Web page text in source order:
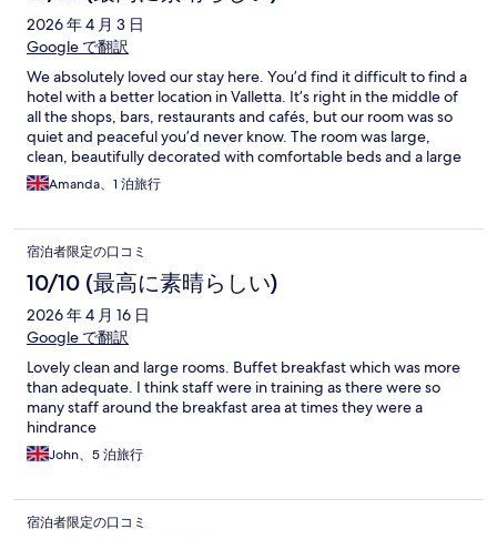
2026 年 4 月 3 日
Google で翻訳
We absolutely loved our stay here. You’d find it difficult to find a
hotel with a better location in Valletta. It’s right in the middle of
all the shops, bars, restaurants and cafés, but our room was so
quiet and peaceful you’d never know. The room was large,
clean, beautifully decorated with comfortable beds and a large
bathroom. I wouldn’t hesitate to stay here again.
Amanda、1 泊旅行
宿泊者限定の口コミ
10/10 (最高に素晴らしい)
2026 年 4 月 16 日
Google で翻訳
Lovely clean and large rooms. Buffet breakfast which was more
than adequate. I think staff were in training as there were so
many staff around the breakfast area at times they were a
hindrance
John、5 泊旅行
宿泊者限定の口コミ